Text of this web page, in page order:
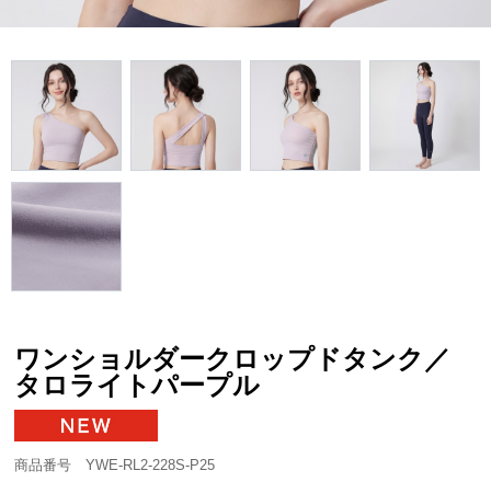
ワンショルダークロップドタンク／
タロライトパープル
商品番号 YWE-RL2-228S-P25